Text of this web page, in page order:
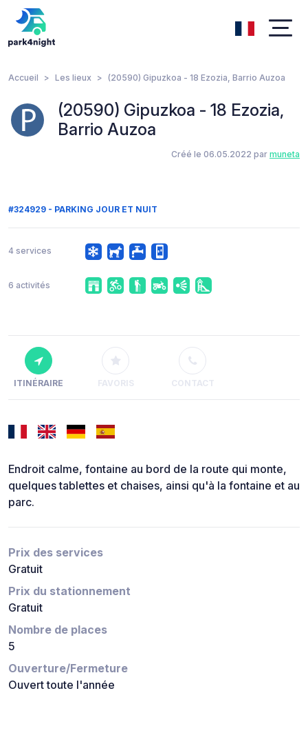
Accueil Les lieux (20590) Gipuzkoa - 18 Ezozia, Barrio Auzoa
(20590) Gipuzkoa - 18 Ezozia,
Barrio Auzoa
Créé le 06.05.2022 par muneta
#324929 - PARKING JOUR ET NUIT
4 services
6 activités
ITINÉRAIRE FAVORIS CONTACT
Endroit calme, fontaine au bord de la route qui monte,
quelques tablettes et chaises, ainsi qu'à la fontaine et au
parc.
Prix des services
Gratuit
Prix du stationnement
Gratuit
Nombre de places
5
Ouverture/Fermeture
Ouvert toute l'année